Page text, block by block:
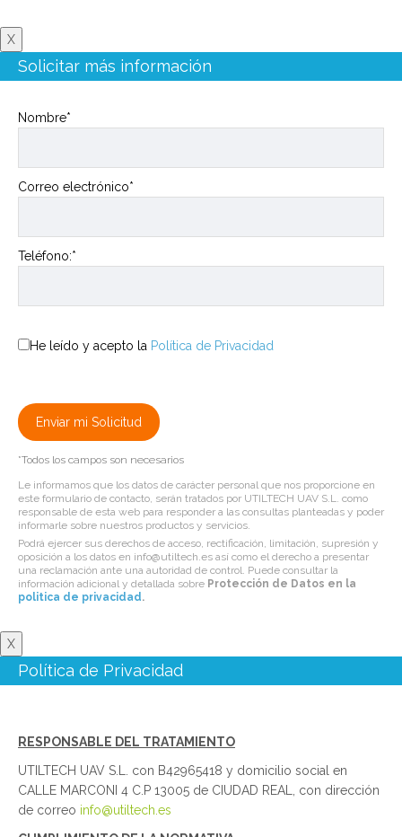
X
Solicitar más información
Nombre*
Correo electrónico*
Teléfono:*
He leído y acepto la Política de Privacidad
*Todos los campos son necesarios
Le informamos que los datos de carácter personal que nos proporcione en
este formulario de contacto, serán tratados por UTILTECH UAV S.L. como
responsable de esta web para responder a las consultas planteadas y poder
informarle sobre nuestros productos y servicios.
Podrá ejercer sus derechos de acceso, rectificación, limitación, supresión y
oposición a los datos en info@utiltech.es así como el derecho a presentar
una reclamación ante una autoridad de control. Puede consultar la
información adicional y detallada sobre Protección de Datos en la
politica de privacidad.
X
Política de Privacidad
RESPONSABLE DEL TRATAMIENTO
UTILTECH UAV S.L. con B42965418 y domicilio social en
CALLE MARCONI 4 C.P 13005 de CIUDAD REAL, con dirección
de correo info@utiltech.es